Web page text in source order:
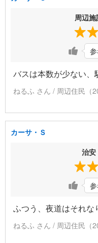
周辺
バスは本数が少ない
ねるふ さん / 周辺住民（
カーサ・Ｓ
治安
ふつう、夜道はそれ
ねるふ さん / 周辺住民（